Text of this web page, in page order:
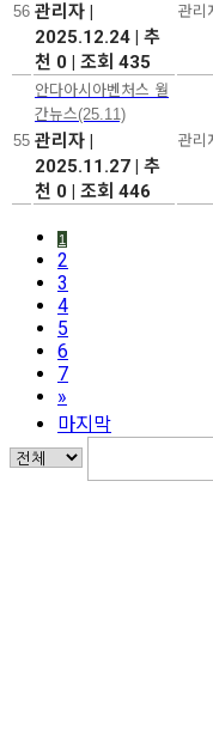
56 관리자 |
2025.12.24 | 추
천 0 | 조회 435
관리
55
안다아시아벤처스 월
간뉴스(25.11)
관리자 |
2025.11.27 | 추
천 0 | 조회 446
관리
1
2
3
4
5
6
7
»
마지막